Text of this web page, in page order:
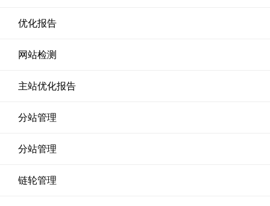
优化报告
网站检测
主站优化报告
分站管理
分站管理
链轮管理